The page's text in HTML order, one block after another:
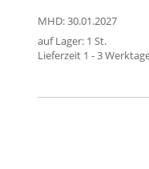
MHD: 30.01.2027
auf Lager: 1 St.
Lieferzeit 1 - 3